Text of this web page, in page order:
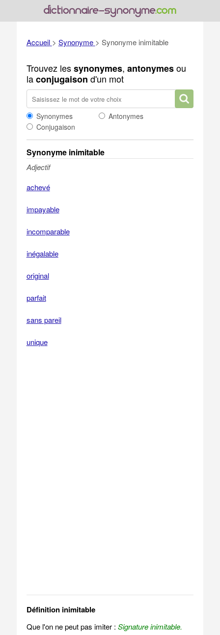
Accueil > Synonyme > Synonyme inimitable
Trouvez lessynonymes, antonymesou
laconjugaison d'un mot
Synonymes
Antonymes
Conjugaison
Synonyme inimitable
Adjectif
achevé
impayable
incomparable
inégalable
original
parfait
sans pareil
unique
Définition inimitable
Que l'on ne peut pas imiter : Signature inimitable.